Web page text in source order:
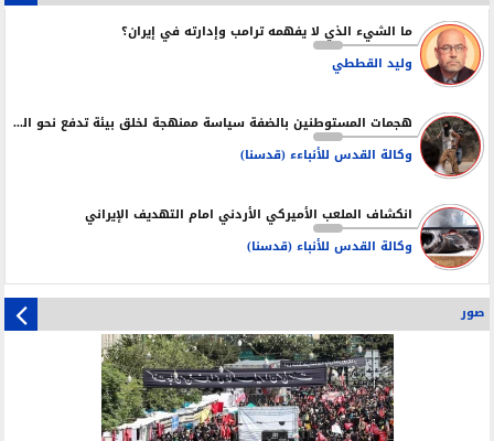
ما الشيء الذي لا يفهمه ترامب وإدارته في إيران؟
وليد القططي
هجمات المستوطنين بالضفة سياسة ممنهجة لخلق بيئة تدفع نحو التهجير
وكالة القدس للأنباءء (قدسنا)
انكشاف الملعب الأميركي الأردني امام التهديف الإيراني
وكالة القدس للأنباء (قدسنا)
صور